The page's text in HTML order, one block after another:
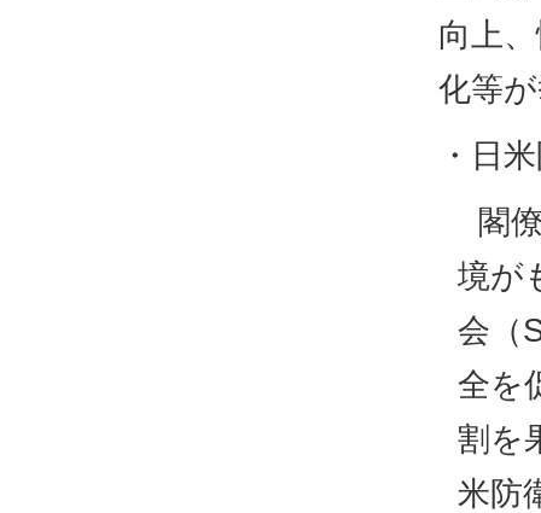
向上
化等
・日
閣
境が
会（
全を
割を
米防